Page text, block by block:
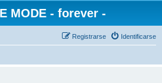
MODE - forever -
Identificarse
Registrarse